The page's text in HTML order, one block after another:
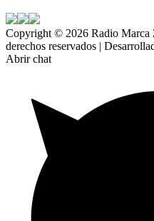
Copyright © 2026 Radio Marca
derechos reservados |
Abrir chat